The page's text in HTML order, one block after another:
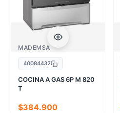
MADEMSA
40084432
COCINA A GAS 6P M 820
T
$384.900